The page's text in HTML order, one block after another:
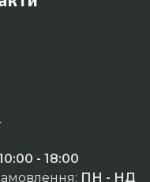
- 18:00
ПН - НД